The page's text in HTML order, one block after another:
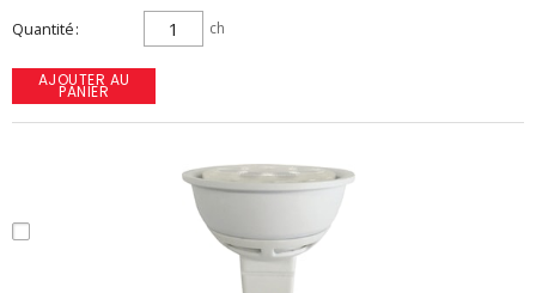
Quantité ch
AJOUTER AU
PANIER